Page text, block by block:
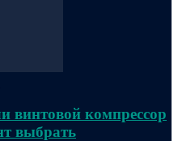
винтовой компрессор
выбрать